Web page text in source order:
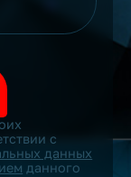
с
данных
данного